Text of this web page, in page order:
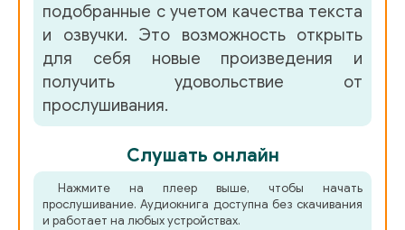
подобранные с учетом качества текста
и озвучки. Это возможность открыть
для себя новые произведения и
получить удовольствие от
прослушивания.
Слушать онлайн
Нажмите на плеер выше, чтобы начать
прослушивание. Аудиокнига доступна без скачивания
и работает на любых устройствах.